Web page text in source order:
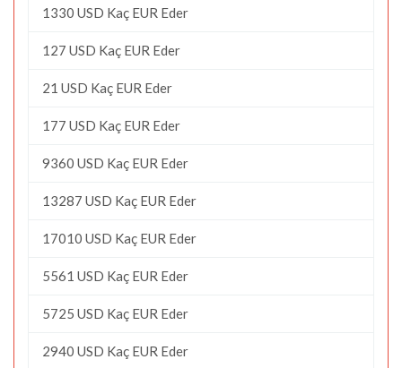
1330 USD Kaç EUR Eder
127 USD Kaç EUR Eder
21 USD Kaç EUR Eder
177 USD Kaç EUR Eder
9360 USD Kaç EUR Eder
13287 USD Kaç EUR Eder
17010 USD Kaç EUR Eder
5561 USD Kaç EUR Eder
5725 USD Kaç EUR Eder
2940 USD Kaç EUR Eder